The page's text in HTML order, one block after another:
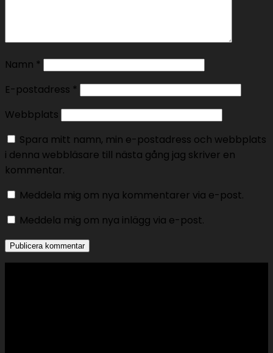
Namn *
E-postadress *
Webbplats
Spara mitt namn, min e-postadress och webbplats
i denna webbläsare till nästa gång jag skriver en
kommentar.
Meddela mig om nya kommentarer via e-post.
Meddela mig om nya inlägg via e-post.